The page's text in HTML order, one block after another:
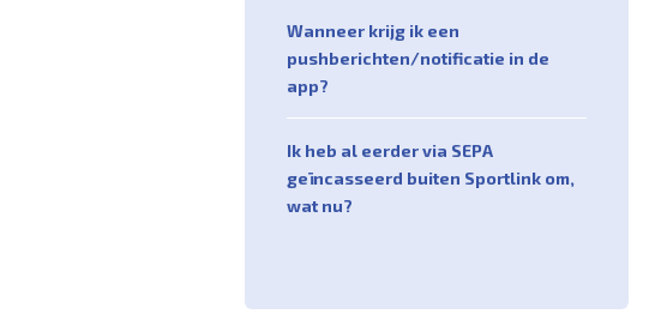
Wanneer krijg ik een
pushberichten/notificatie in de
app?
Ik heb al eerder via SEPA
geïncasseerd buiten Sportlink om,
wat nu?